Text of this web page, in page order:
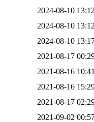
2024-08-10
2024-08-10
2024-08-10
2021-08-17
2021-08-16
2021-08-16
2021-08-17
2021-09-02